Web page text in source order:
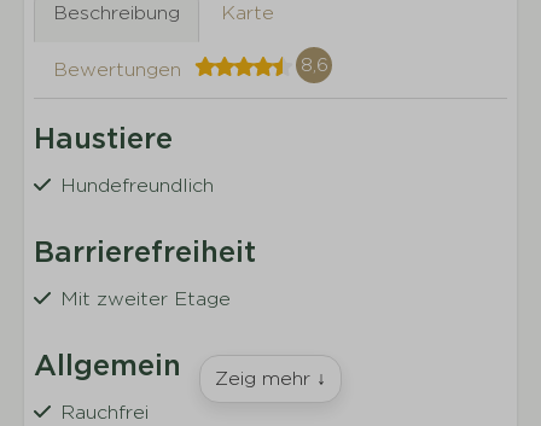
Beschreibung Karte
Bewertungen 8,6
Haustiere
Hundefreundlich
Barrierefreiheit
Mit zweiter Etage
Allgemein
Rauchfrei
Zeig mehr ↓